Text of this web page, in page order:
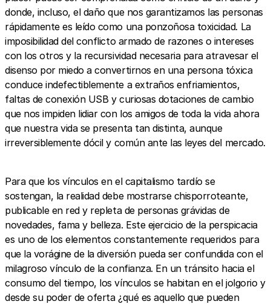
donde, incluso, el daño que nos garantizamos las personas
rápidamente es leído como una ponzoñosa toxicidad. La
imposibilidad del conflicto armado de razones o intereses
con los otros y la recursividad necesaria para atravesar el
disenso por miedo a convertirnos en una persona tóxica
conduce indefectiblemente a extraños enfriamientos,
faltas de conexión USB y curiosas dotaciones de cambio
que nos impiden lidiar con los amigos de toda la vida ahora
que nuestra vida se presenta tan distinta, aunque
irreversiblemente dócil y común ante las leyes del mercado.
Para que los vínculos en el capitalismo tardío se
sostengan, la realidad debe mostrarse chisporroteante,
publicable en red y repleta de personas grávidas de
novedades, fama y belleza. Este ejercicio de la perspicacia
es uno de los elementos constantemente requeridos para
que la vorágine de la diversión pueda ser confundida con el
milagroso vínculo de la confianza. En un tránsito hacia el
consumo del tiempo, los vínculos se habitan en el jolgorio y
desde su poder de oferta ¿qué es aquello que pueden